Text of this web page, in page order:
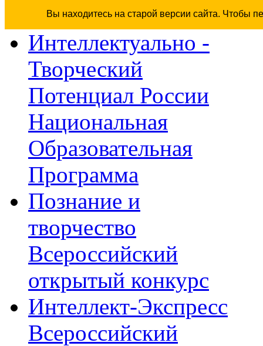
Вы находитесь на старой версии сайта. Чтобы
Интеллектуально -
Творческий
Потенциал России
Национальная
Образовательная
Программа
Познание и
творчество
Всероссийский
открытый конкурс
Интеллект-Экспресс
Всероссийский